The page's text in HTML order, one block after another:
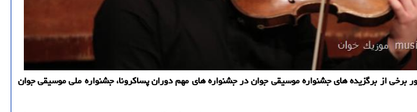
از برگزیده های جشنواره موسیقی جوان در جشنواره های مهم دوران پساكرونا، جشنواره ملی موسیقی جوان